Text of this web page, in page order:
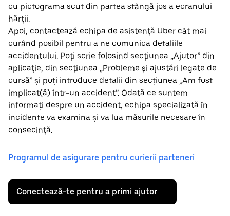
cu pictograma scut din partea stângă jos a ecranului
hărții.
Apoi, contactează echipa de asistență Uber cât mai
curând posibil pentru a ne comunica detaliile
accidentului. Poți scrie folosind secțiunea „Ajutor” din
aplicație, din secțiunea „Probleme și ajustări legate de
cursă” și poți introduce detalii din secțiunea „Am fost
implicat(ă) într-un accident”. Odată ce suntem
informați despre un accident, echipa specializată în
incidente va examina și va lua măsurile necesare în
consecință.
Programul de asigurare pentru curierii parteneri
Conectează-te pentru a primi ajutor